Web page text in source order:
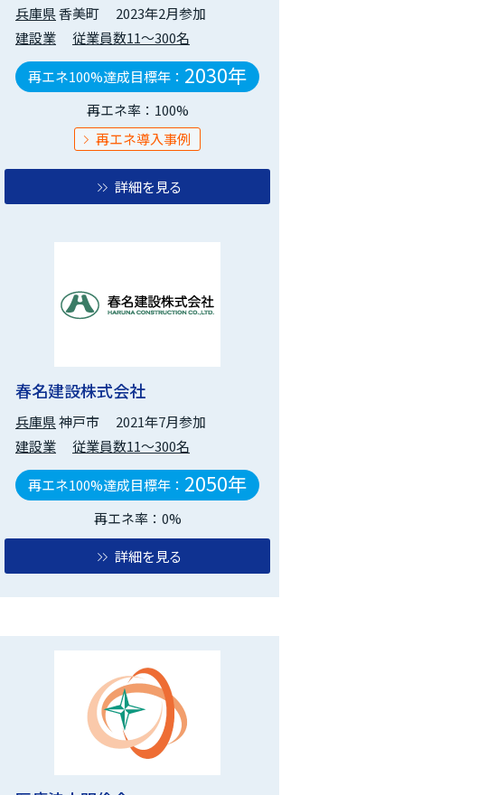
兵庫県香美町
2023年2月参加
建設業
従業員数11～300名
再エネ100%達成目標年： 2030年
再エネ率：100%
再エネ導入事例
詳細を見る
春名建設株式会社
兵庫県神戸市
2021年7月参加
建設業
従業員数11～300名
再エネ100%達成目標年： 2050年
再エネ率：0%
詳細を見る